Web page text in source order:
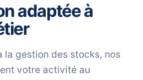
adaptée à
la gestion des stocks, nos
votre activité au